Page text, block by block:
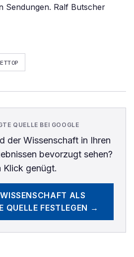
Sendungen. Ralf Butscher
QUELLE BEI GOOGLE
der Wissenschaftin Ihren
bevorzugt sehen?
Klick genügt.
ALS
QUELLE FESTLEGEN →